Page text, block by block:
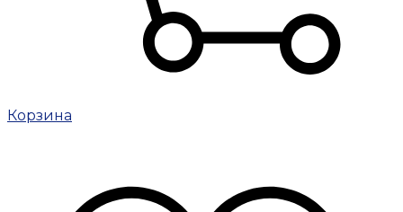
Корзина